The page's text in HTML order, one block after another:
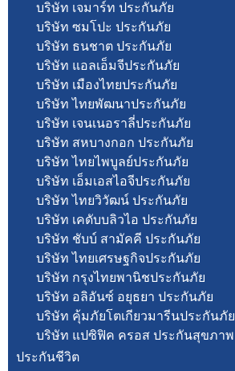
บริษัท เจมาร์ท ประกันภัย
บริษัท ซมโปะ ประกันภัย
บริษัท ธนชาต ประกันภัย
บริษัท แอลเอ็มจีประกันภัย
บริษัท เมืองไทยประกันภัย
บริษัท ไทยพัฒนาประกันภัย
บริษัท เจนเนอราลี่ประกันภัย
บริษัท สหบางกอก ประกันภัย
บริษัท ไทยไพบูลย์ประกันภัย
บริษัท เอ็มเอสไอจีประกันภัย
บริษัท ไทยวิวัฒน์ ประกันภัย
บริษัท เคดับบลิวไอ ประกันภัย
บริษัท ชับบ์ สามัคคี ประกันภัย
บริษัท ไทยเศรษฐกิจประกันภัย
บริษัท กรุงไทยพานิชประกันภัย
บริษัท อลิอันซ์ อยุธยา ประกันภัย
บริษัท คุ้มภัยโตเกียวมารีนประกันภัย
บริษัท แปซิฟิค ครอส ประกันสุขภาพ
ประกันชีวิต